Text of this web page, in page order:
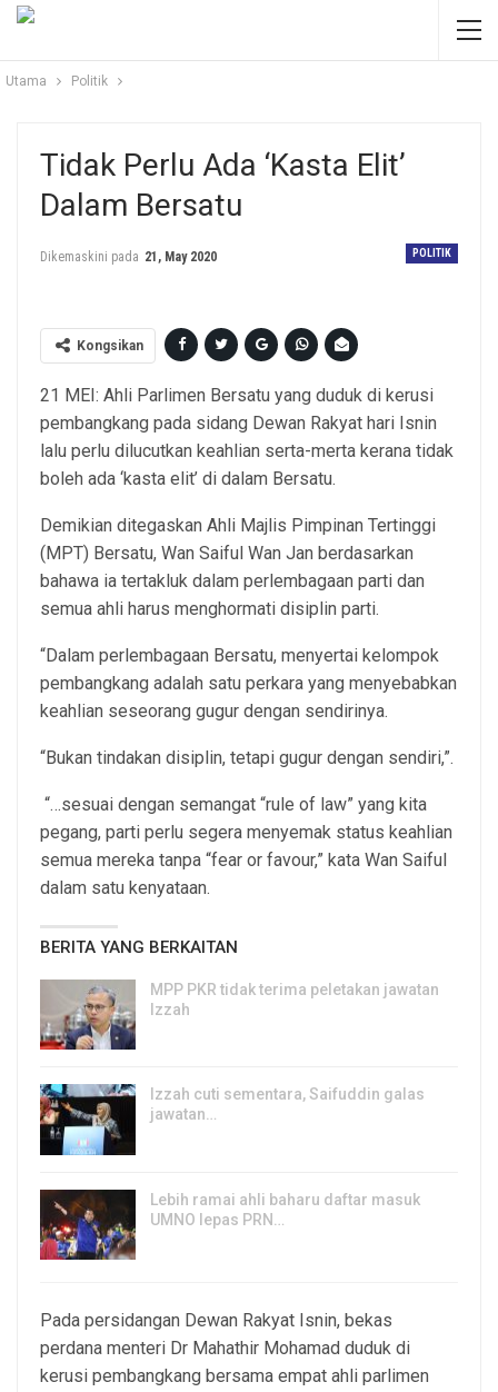
Utama Politik
Tidak Perlu Ada ‘kasta Elit’
Dalam Bersatu
POLITIK
Dikemaskini pada 21, May 2020
Kongsikan
21 MEI: Ahli Parlimen Bersatu yang duduk di kerusi
pembangkang pada sidang Dewan Rakyat hari Isnin
lalu perlu dilucutkan keahlian serta-merta kerana tidak
boleh ada ‘kasta elit’ di dalam Bersatu.
Demikian ditegaskan Ahli Majlis Pimpinan Tertinggi
(MPT) Bersatu, Wan Saiful Wan Jan berdasarkan
bahawa ia tertakluk dalam perlembagaan parti dan
semua ahli harus menghormati disiplin parti.
“Dalam perlembagaan Bersatu, menyertai kelompok
pembangkang adalah satu perkara yang menyebabkan
keahlian seseorang gugur dengan sendirinya.
“Bukan tindakan disiplin, tetapi gugur dengan sendiri,”.
“…sesuai dengan semangat “rule of law” yang kita
pegang, parti perlu segera menyemak status keahlian
semua mereka tanpa “fear or favour,” kata Wan Saiful
dalam satu kenyataan.
BERITA YANG BERKAITAN
MPP PKR tidak terima peletakan jawatan
Izzah
Izzah cuti sementara, Saifuddin galas
jawatan…
Lebih ramai ahli baharu daftar masuk
UMNO lepas PRN…
Pada persidangan Dewan Rakyat Isnin, bekas
perdana menteri Dr Mahathir Mohamad duduk di
kerusi pembangkang bersama empat ahli parlimen